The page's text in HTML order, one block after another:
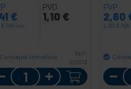
€
€ IVA inc.
PVD
1,10 €
Consegna immediata
REF:
CU013
Quantità
PVP
2,60
2,60 €